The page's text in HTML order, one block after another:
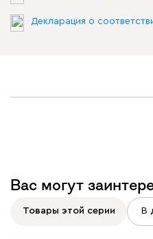
Декларация о
Вас могут
Товары этой серии В